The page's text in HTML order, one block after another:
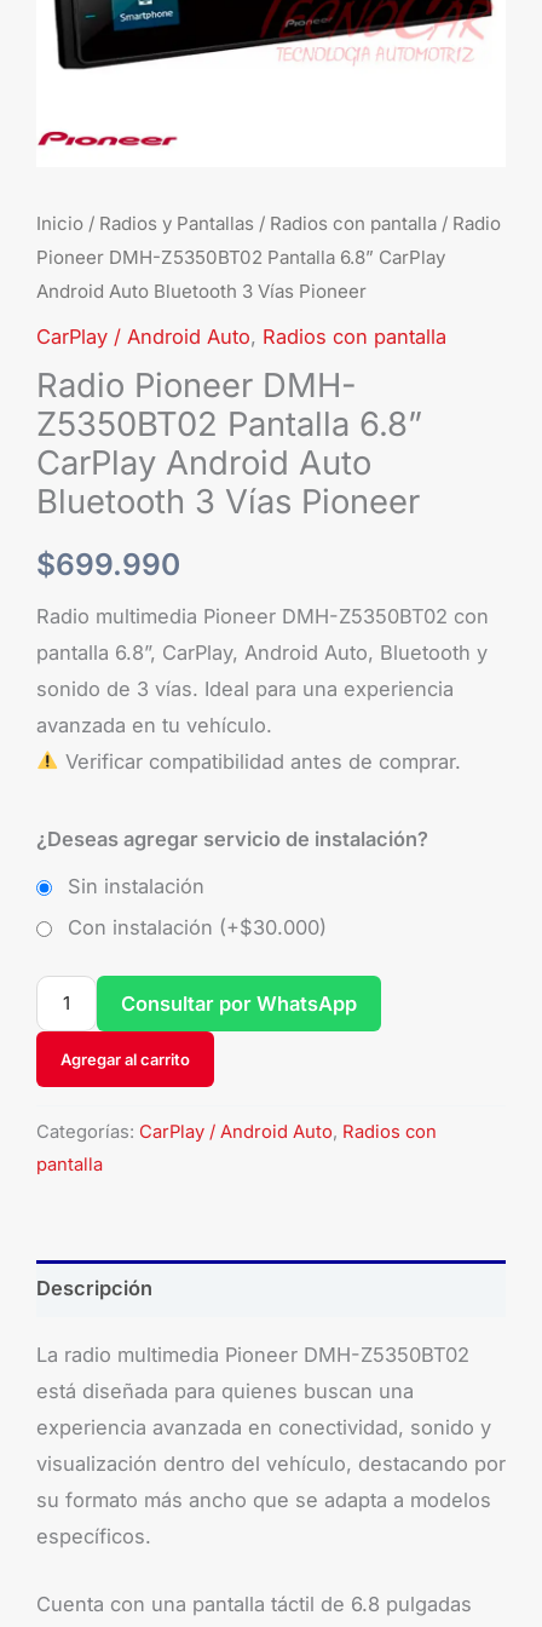
Inicio / Radios y Pantallas / Radios con pantalla / Radio
Pioneer DMH-Z5350BT02 Pantalla 6.8” CarPlay
Android Auto Bluetooth 3 Vías Pioneer
CarPlay / Android Auto, Radios con pantalla
Radio Pioneer DMH-
Z5350BT02 Pantalla 6.8”
CarPlay Android Auto
Bluetooth 3 Vías Pioneer
$699.990
Radio multimedia Pioneer DMH-Z5350BT02 con
pantalla 6.8”, CarPlay, Android Auto, Bluetooth y
sonido de 3 vías. Ideal para una experiencia
avanzada en tu vehículo.
Verificar compatibilidad antes de comprar.
¿Deseas agregar servicio de instalación?
Sin instalación
Con instalación (+$30.000)
Bluetooth
Pioneer
Agregar al carrito
Consultar por WhatsApp
Categorías: CarPlay / Android Auto, Radios con
pantalla
Descripción
La radio multimedia Pioneer DMH-Z5350BT02
está diseñada para quienes buscan una
experiencia avanzada en conectividad, sonido y
visualización dentro del vehículo, destacando por
su formato más ancho que se adapta a modelos
específicos.
Cuenta con una pantalla táctil de 6.8 pulgadas